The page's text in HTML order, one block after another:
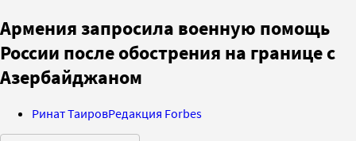
Армения запросила военную помощь
России после обострения на границе с
Азербайджаном
Ринат ТаировРедакция Forbes